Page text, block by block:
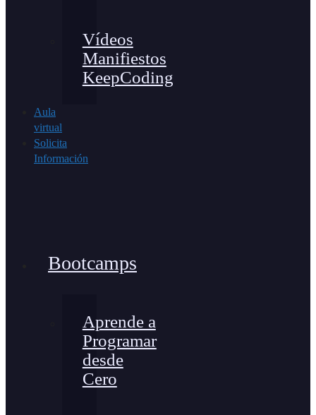
Vídeos
Manifiestos
KeepCoding
Aula
virtual
Solicita
Información
Bootcamps
Aprende a
Programar
desde
Cero